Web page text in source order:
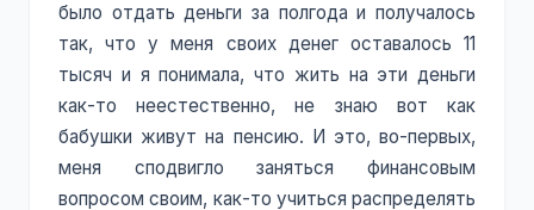
было отдать деньги за полгода и получалось
так, что у меня своих денег оставалось 11
тысяч и я понимала, что жить на эти деньги
как-то неестественно, не знаю вот как
бабушки живут на пенсию. И это, во-первых,
меня сподвигло заняться финансовым
вопросом своим, как-то учиться распределять